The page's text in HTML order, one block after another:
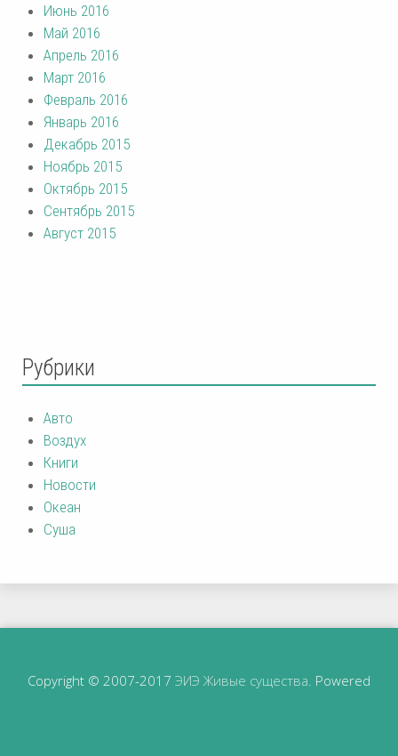
Июнь 2016
Май 2016
Апрель 2016
Март 2016
Февраль 2016
Январь 2016
Декабрь 2015
Ноябрь 2015
Октябрь 2015
Сентябрь 2015
Август 2015
Рубрики
Авто
Воздух
Книги
Новости
Океан
Суша
Copyright © 2007-2017 ЭИЭ Живые существа . Powered